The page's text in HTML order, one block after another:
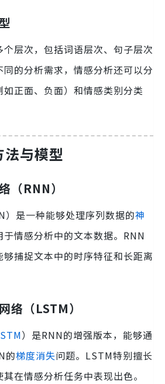
层次，包括词语层次、句子层次
的分析需求，情感分析还可以分
正面、负面）和情感类别分类
与模型
（RNN）
）是一种能够处理序列数据的神
于情感分析中的文本数据。RNN
捕捉文本中的时序特征和长距离
络（LSTM）
）是RNN的增强版本，能够通
的梯度消失问题。LSTM特别擅长
在情感分析任务中表现出色。